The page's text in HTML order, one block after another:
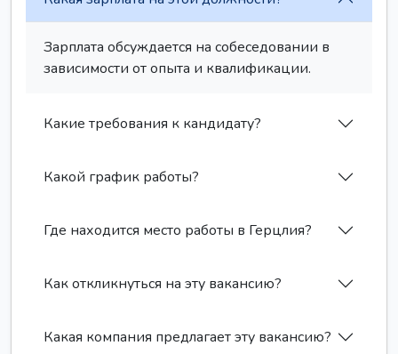
Зарплата обсуждается на собеседовании в
зависимости от опыта и квалификации.
Какие требования к кандидату?
Какой график работы?
Где находится место работы в Герцлия?
Как откликнуться на эту вакансию?
Какая компания предлагает эту вакансию?